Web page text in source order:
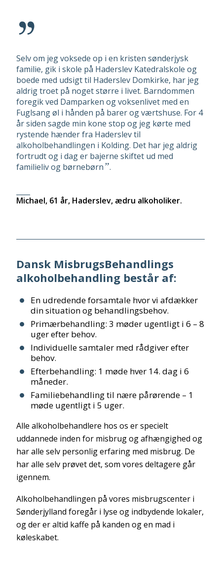
Selv om jeg voksede op i en kristen sønderjysk
familie, gik i skole på Haderslev Katedralskole og
boede med udsigt til Haderslev Domkirke, har jeg
aldrig troet på noget større i livet. Barndommen
foregik ved Damparken og voksenlivet med en
Fuglsang øl i hånden på barer og værtshuse. For 4
år siden sagde min kone stop og jeg kørte med
rystende hænder fra Haderslev til
alkoholbehandlingen i Kolding. Det har jeg aldrig
fortrudt og i dag er bajerne skiftet ud med
familieliv og børnebørn”.
Michael, 61 år, Haderslev, ædru alkoholiker.
Dansk MisbrugsBehandlings
alkoholbehandling består af:
En udredende forsamtale hvor vi afdækker
din situation og behandlingsbehov.
Primærbehandling: 3 møder ugentligt i 6 – 8
uger efter behov.
Individuelle samtaler med rådgiver efter
behov.
Efterbehandling: 1 møde hver 14. dag i 6
måneder.
Familiebehandling til nære pårørende – 1
møde ugentligt i 5 uger.
Alle alkoholbehandlere hos os er specielt
uddannede inden for misbrug og afhængighed og
har alle selv personlig erfaring med misbrug. De
har alle selv prøvet det, som vores deltagere går
igennem.
Alkoholbehandlingen på vores misbrugscenter i
Sønderjylland foregår i lyse og indbydende lokaler,
og der er altid kaffe på kanden og en mad i
køleskabet.